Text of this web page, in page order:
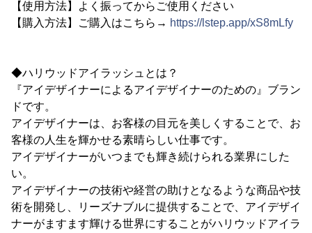
【使用方法】よく振ってからご使用ください
【購入方法】ご購入はこちら→ https://lstep.app/xS8mLfy
◆ハリウッドアイラッシュとは？
『アイデザイナーによるアイデザイナーのための』ブラン
ドです。
アイデザイナーは、お客様の目元を美しくすることで、お
客様の人生を輝かせる素晴らしい仕事です。
アイデザイナーがいつまでも輝き続けられる業界にした
い。
アイデザイナーの技術や経営の助けとなるような商品や技
術を開発し、リーズナブルに提供することで、アイデザイ
ナーがますます輝ける世界にすることがハリウッドアイラ